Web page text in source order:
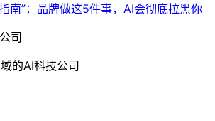
南”：品牌做这5件事，AI会彻底拉黑你
司
的AI科技公司